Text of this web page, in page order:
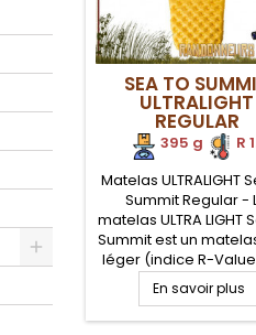
SEA TO
ULTRALIGHT
REGULAR
395 g
R
Matelas ULTRALIGHT
Summit Regular -
matelas ULTRA LIGHT
Summit est un
léger (indice R-Value
cellules
pour le confort du
randonneur en trek
En savoir plus